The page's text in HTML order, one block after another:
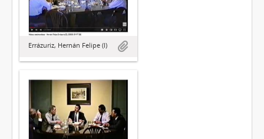
Errázuriz, Hernán Felipe (I)